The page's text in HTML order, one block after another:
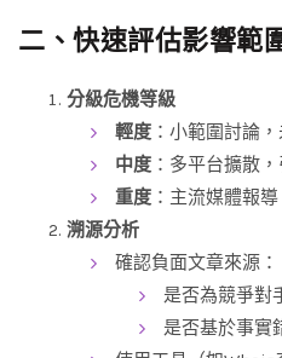
二、快速評估影響範
分級危機等級
輕度 ：小範圍討論
中度 ：多平台擴散
重度 ：主流媒體報
溯源分析
確認負面文章來源：
是否為競爭對
是否基於事實